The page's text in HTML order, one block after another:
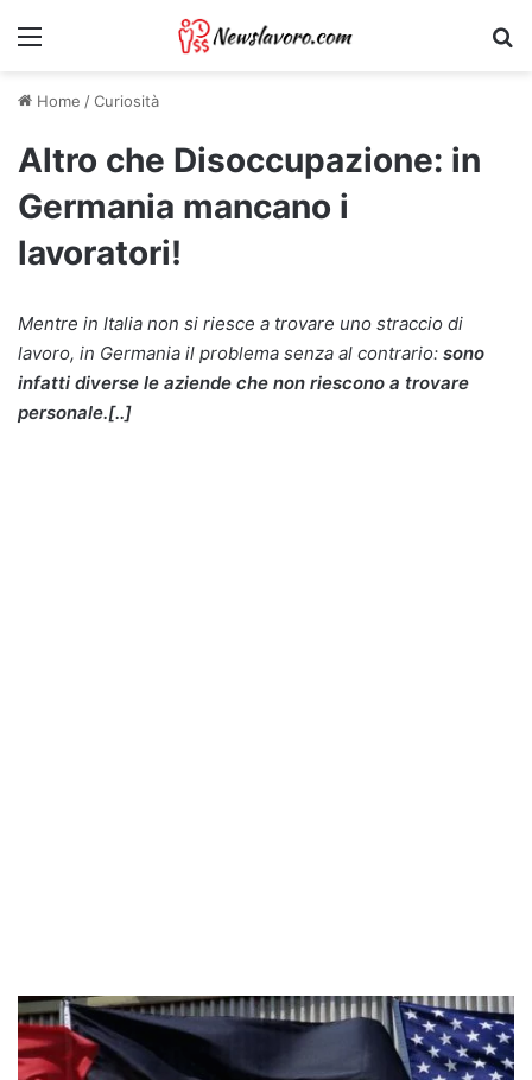
Menu
Home /Curiosità
Altro che Disoccupazione: in
Germania mancano i
lavoratori!
Mentre in Italia non si riesce a trovare uno straccio di
lavoro, in Germania il problema senza al contrario: sono
infatti diverse le aziende che non riescono a trovare
personale.[..]